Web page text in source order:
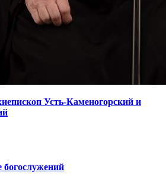
Усть-Каменогорский и
богослужений